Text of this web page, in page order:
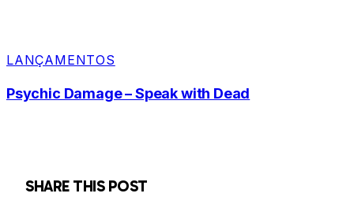
LANÇAMENTOS
Psychic Damage – Speak with Dead
SHARE THIS POST